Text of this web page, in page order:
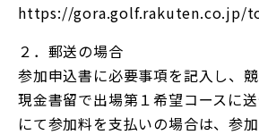
https://gora.golf.rakuten.co.jp/
２．郵送の場合
参加申込書に必要事項を記入し、
現金書留で出場第１希望コースに
にて参加料を支払いの場合は、参